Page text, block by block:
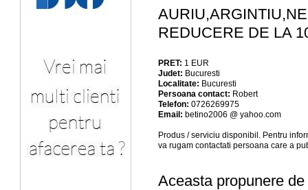
REDUCERE DE LA
PRET: 1 EUR
Judet: Bucuresti
Localitate: Bucuresti
Persoana contact: Robert
Telefon: 0726269975
Email: betino2006 @ yahoo.com
Produs / serviciu disponibil . Pentru
va rugam contactati persoana care a
Aceasta propunere